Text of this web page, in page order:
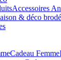
Accessoires
& déco brodé
Cadeau Femme